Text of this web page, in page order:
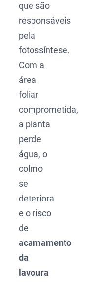
que são
responsáveis
pela
fotossíntese.
Com a
área
foliar
comprometida,
a planta
perde
água, o
colmo
se
deteriora
e o risco
de
acamamento
da
lavoura